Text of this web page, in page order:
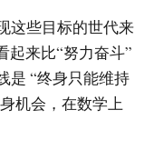
这些目标的世代来
起来比“努力奋斗”
是 “终身只能维持
机会，在数学上